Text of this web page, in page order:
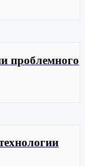
проблемного